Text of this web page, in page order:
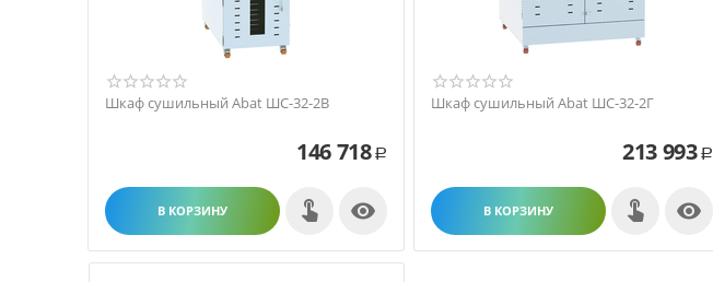
Шкаф сушильный Abat ШС-32-2В
146 718 Р
В КОРЗИНУ 
Шкаф сушильный Abat ШС-32-2Г
213 993 Р
В КОРЗИНУ 